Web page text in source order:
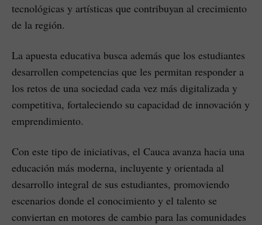
tecnológicas y artísticas que contribuyan al crecimiento
de la región.
La apuesta educativa busca además que los estudiantes
desarrollen competencias que les permitan responder a
los retos de una sociedad cada vez más digitalizada y
competitiva, fortaleciendo su capacidad de innovación y
emprendimiento.
Con este tipo de iniciativas, el Cauca avanza hacia una
educación más moderna, incluyente y orientada al
desarrollo integral de sus estudiantes, promoviendo
escenarios donde el conocimiento y el talento se
conviertan en motores de cambio para las comunidades